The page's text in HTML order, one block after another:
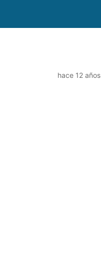
hace 12 años